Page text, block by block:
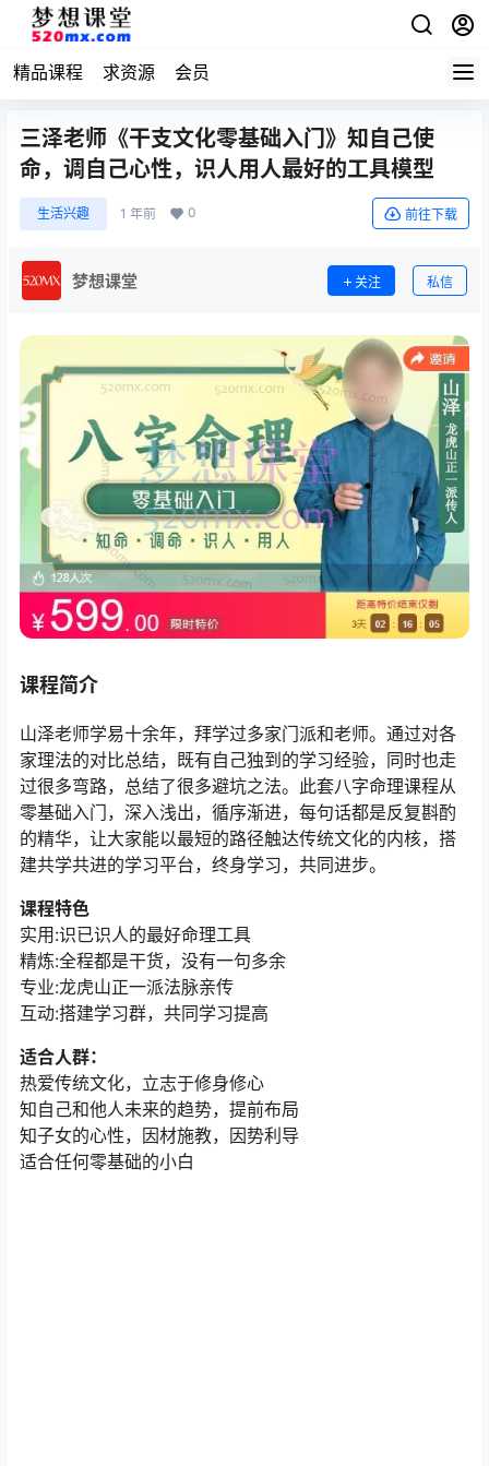
精品课程 求资源 会员
三泽老师《干支文化零基础入门》知自己使
命，调自己心性，识人用人最好的工具模型
生活兴趣 1 年前 0 前往下载
梦想课堂 关注 私信
课程简介
山泽老师学易十余年，拜学过多家门派和老师。通过对各
家理法的对比总结，既有自己独到的学习经验，同时也走
过很多弯路，总结了很多避坑之法。此套八字命理课程从
零基础入门，深入浅出，循序渐进，每句话都是反复斟酌
的精华，让大家能以最短的路径触达传统文化的内核，搭
建共学共进的学习平台，终身学习，共同进步。
课程特色
实用:识已识人的最好命理工具
精炼:全程都是干货，没有一句多余
专业:龙虎山正一派法脉亲传
互动:搭建学习群，共同学习提高
适合人群：
热爱传统文化，立志于修身修心
知自己和他人未来的趋势，提前布局
知子女的心性，因材施教，因势利导
适合任何零基础的小白